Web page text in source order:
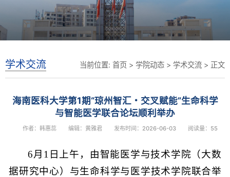
当前位置: 首页 > 学院动态 > 学术交流 > 正文
学术交流
海南医科大学第1期“琼州智汇・交叉赋能”生命科学
与智能医学联合论坛顺利举办
作者：韩惠蕊 编辑：黄雅君 发布时间：2026-06-03 阅读量： 55
6月1日上午，由智能医学与技术学院（大数
据研究中心）与生命科学与医学技术学院联合举